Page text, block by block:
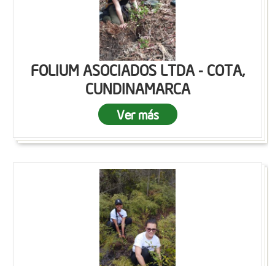
FOLIUM ASOCIADOS LTDA - COTA,
CUNDINAMARCA
Ver más